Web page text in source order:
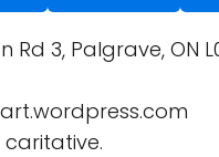
Rd 3, Palgrave, ON
caritative.